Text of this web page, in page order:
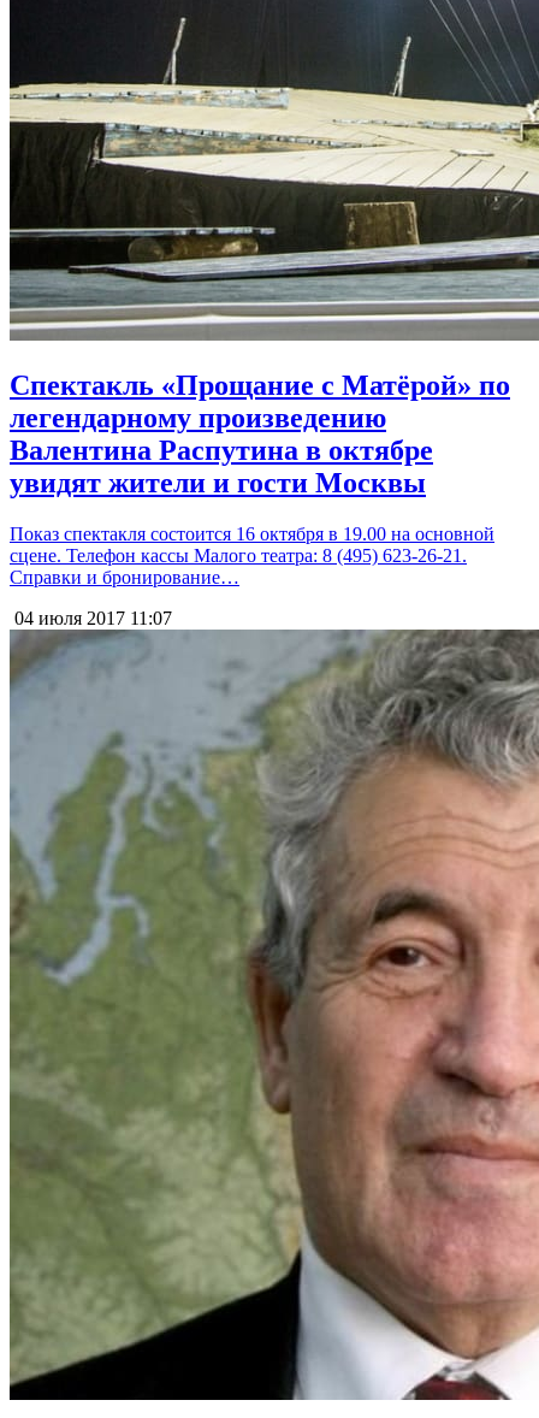
Спектакль «Прощание с Матёрой» по
легендарному произведению
Валентина Распутина в октябре
увидят жители и гости Москвы
Показ спектакля состоится 16 октября в 19.00 на основной
сцене. Телефон кассы Малого театра: 8 (495) 623-26-21.
Справки и бронирование…
04 июля 2017 11:07